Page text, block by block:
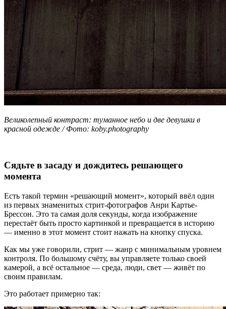
Великолепный контраст: туманное небо и две девушки в
красной одежде / Фото: koby.photography
Сядьте в засаду и дождитесь решающего
момента
Есть такой термин «решающий момент», который ввёл один
из первых знаменитых стрит-фотографов Анри Картье-
Брессон. Это та самая доля секунды, когда изображение
перестаёт быть просто картинкой и превращается в историю
— именно в этот момент стоит нажать на кнопку спуска.
Как мы уже говорили, стрит — жанр с минимальным уровнем
контроля. По большому счёту, вы управляете только своей
камерой, а всё остальное — среда, люди, свет — живёт по
своим правилам.
Это работает примерно так: